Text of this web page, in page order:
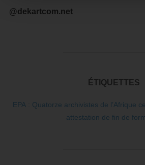
@dekartcom.net
ÉTIQUETTES
EPA : Quatorze archivistes de l’Afrique
attestation de fin de